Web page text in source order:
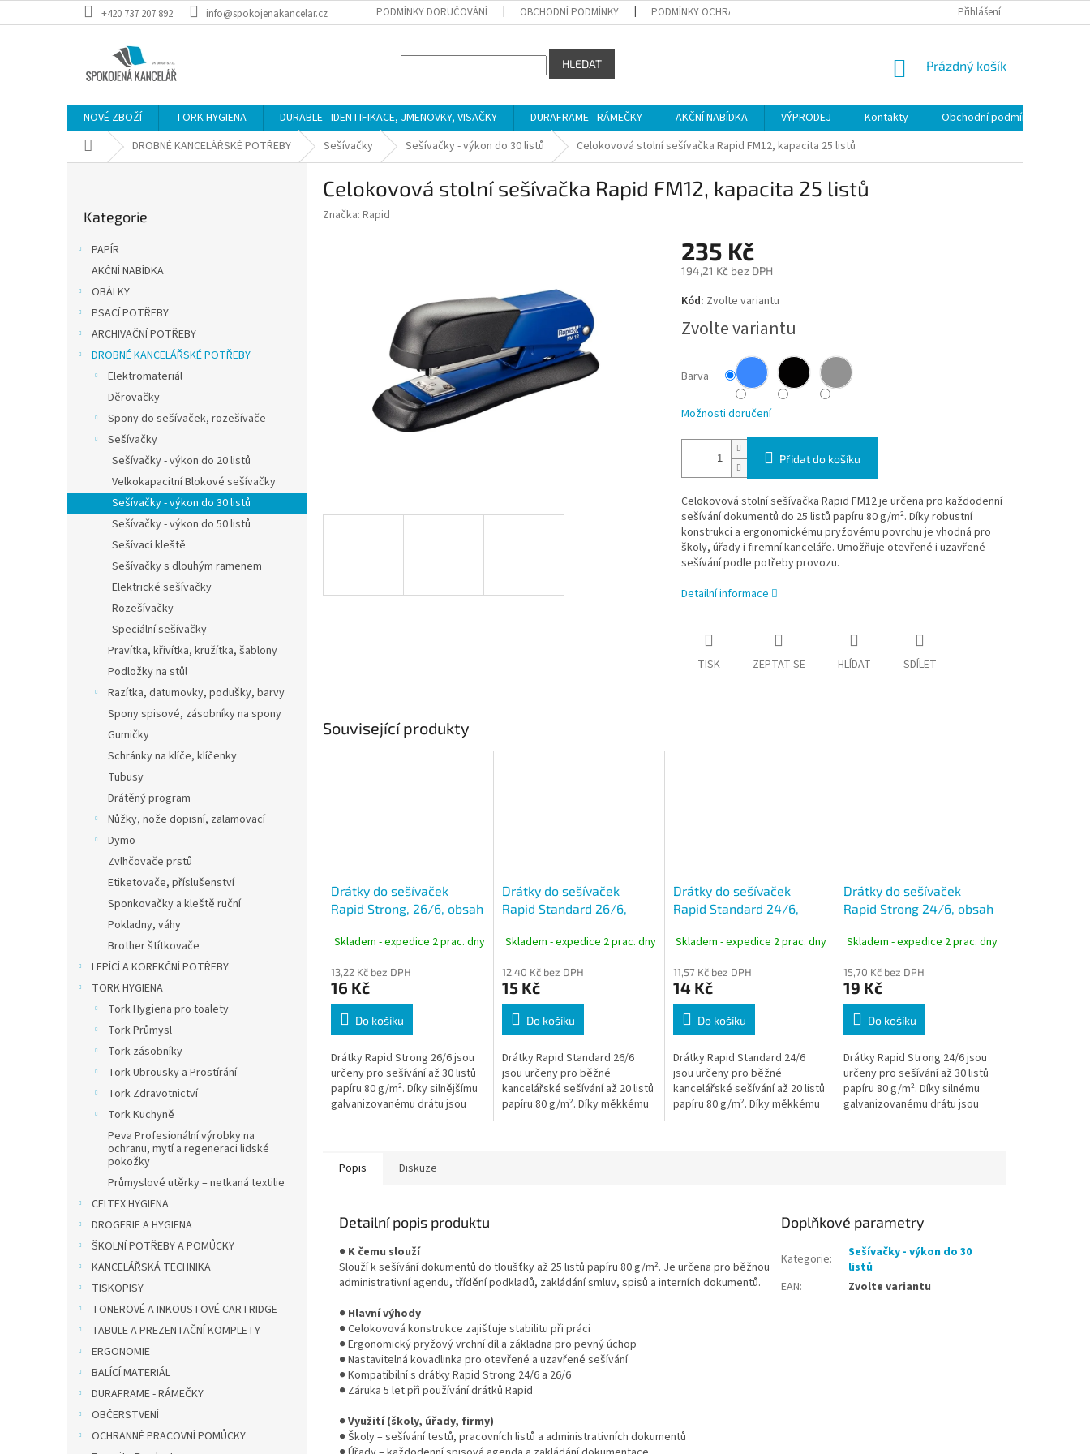
na
+420 737 207 892 info@spokojenakancelar.cz PODMÍNKY DORUČOVÁNÍ OBCHODNÍ PODMÍNKY PODMÍNKY OCHRANY OSOBNÍCH ÚDAJŮ Přihlášení
HLEDAT
NÁKUPNÍ
Prázdný košík
NOVÉ ZBOŽÍ TORK HYGIENA DURABLE - IDENTIFIKACE, JMENOVKY, VISAČKY DURAFRAME - RÁMEČKY AKČNÍ NABÍDKA VÝPRODEJ Kontakty
Obchodní podmínky
Domů DROBNÉ KANCELÁŘSKÉ POTŘEBY Sešívačky Sešívačky - výkon do 30 listů Celokovová stolní sešívačka Rapid FM12, kapacita 25 listů
kategorie
Kategorie
PAPÍR
AKČNÍ NABÍDKA
OBÁLKY
PSACÍ POTŘEBY
ARCHIVAČNÍ POTŘEBY
DROBNÉ KANCELÁŘSKÉ POTŘEBY
Elektromateriál
Děrovačky
Spony do sešívaček, rozešívače
Sešívačky
Sešívačky - výkon do 20 listů
Velkokapacitní Blokové sešívačky
Sešívačky - výkon do 30 listů
Sešívačky - výkon do 50 listů
Sešívací kleště
Sešívačky s dlouhým ramenem
Elektrické sešívačky
Rozešívačky
Speciální sešívačky
Pravítka, křivítka, kružítka, šablony
Podložky na stůl
Razítka, datumovky, podušky, barvy
Spony spisové, zásobníky na spony
Gumičky
Schránky na klíče, klíčenky
Tubusy
Drátěný program
Nůžky, nože dopisní, zalamovací
Dymo
Zvlhčovače prstů
Etiketovače, příslušenství
Sponkovačky a kleště ruční
Pokladny, váhy
Brother štítkovače
LEPÍCÍ A KOREKČNÍ POTŘEBY
TORK HYGIENA
Tork Hygiena pro toalety
Tork Průmysl
Tork zásobníky
Tork Ubrousky a Prostírání
Tork Zdravotnictví
Tork Kuchyně
Peva Profesionální výrobky na
ochranu, mytí a regeneraci lidské
pokožky
Průmyslové utěrky – netkaná textilie
CELTEX HYGIENA
DROGERIE A HYGIENA
ŠKOLNÍ POTŘEBY A POMŮCKY
KANCELÁŘSKÁ TECHNIKA
TISKOPISY
TONEROVÉ A INKOUSTOVÉ CARTRIDGE
TABULE A PREZENTAČNÍ KOMPLETY
ERGONOMIE
BALÍCÍ MATERIÁL
DURAFRAME - RÁMEČKY
OBČERSTVENÍ
OCHRANNÉ PRACOVNÍ POMŮCKY
Celokovová stolní sešívačka Rapid FM12, kapacita 25 listů
Značka: Rapid
235 Kč
194,21 Kč bez DPH
Měrná
cena:
Kód: Zvolte variantu
Zvolte variantu
Barva
Možnosti doručení
Přidat do košíku
Celokovová stolní sešívačka Rapid FM12 je určena pro každodenní
sešívání dokumentů do 25 listů papíru 80 g/m². Díky robustní
konstrukci a ergonomickému pryžovému povrchu je vhodná pro
školy, úřady i firemní kanceláře. Umožňuje otevřené i uzavřené
sešívání podle potřeby provozu.
Detailní informace
TISK ZEPTAT SE HLÍDAT SDÍLET
Související produkty
Drátky do sešívaček
Rapid Strong, 26/6, obsah
Skladem - expedice 2 prac. dny
13,22 Kč bez DPH
16 Kč
Do košíku
Drátky Rapid Strong 26/6 jsou
určeny pro sešívání až 30 listů
papíru 80 g/m². Díky silnějšímu
galvanizovanému drátu jsou
Drátky do sešívaček
Rapid Standard 26/6,
Skladem - expedice 2 prac. dny
12,40 Kč bez DPH
15 Kč
Do košíku
Drátky Rapid Standard 26/6
jsou určeny pro běžné
kancelářské sešívání až 20 listů
papíru 80 g/m². Díky měkkému
Drátky do sešívaček
Rapid Standard 24/6,
Skladem - expedice 2 prac. dny
11,57 Kč bez DPH
14 Kč
Do košíku
Drátky Rapid Standard 24/6
jsou určeny pro běžné
kancelářské sešívání až 20 listů
papíru 80 g/m². Díky měkkému
Drátky do sešívaček
Rapid Strong 24/6, obsah
Skladem - expedice 2 prac. dny
15,70 Kč bez DPH
19 Kč
Do košíku
Drátky Rapid Strong 24/6 jsou
určeny pro sešívání až 30 listů
papíru 80 g/m². Díky silnému
galvanizovanému drátu jsou
Popis Diskuze
Detailní popis produktu
● K čemu slouží
Slouží k sešívání dokumentů do tloušťky až 25 listů papíru 80 g/m². Je určena pro běžnou
administrativní agendu, třídění podkladů, zakládání smluv, spisů a interních dokumentů.
● Hlavní výhody
● Celokovová konstrukce zajišťuje stabilitu při práci
● Ergonomický pryžový vrchní díl a základna pro pevný úchop
● Nastavitelná kovadlinka pro otevřené a uzavřené sešívání
● Kompatibilní s drátky Rapid Strong 24/6 a 26/6
● Záruka 5 let při používání drátků Rapid
●Využití (školy, úřady, firmy)
● Školy – sešívání testů, pracovních listů a administrativních dokumentů
Doplňkové parametry
Kategorie:
Sešívačky - výkon do 30
listů
EAN: Zvolte variantu